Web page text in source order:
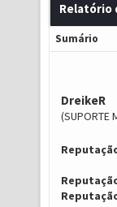
Relatório
Sumário
DreikeR
(SUPORTE